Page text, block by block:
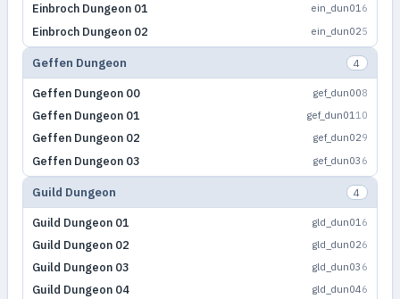
Einbroch Dungeon 01 ein_dun016
Einbroch Dungeon 02 ein_dun025
Geffen Dungeon 4
Geffen Dungeon 00 gef_dun008
Geffen Dungeon 01 gef_dun0110
Geffen Dungeon 02 gef_dun029
Geffen Dungeon 03 gef_dun03 6
Guild Dungeon 4
Guild Dungeon 01 gld_dun01 6
Guild Dungeon 02 gld_dun026
Guild Dungeon 03 gld_dun03 6
Guild Dungeon 04 gld_dun046